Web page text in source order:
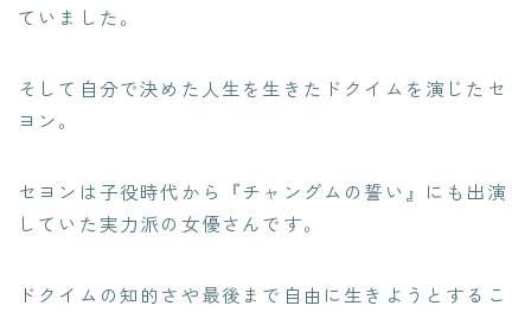
ていました。
そして自分で決めた人生を生きたドクイムを演じたセ
ヨン。
セヨンは子役時代から『チャングムの誓い』にも出演
していた実力派の女優さんです。
ドクイムの知的さや最後まで自由に生きようとするこ